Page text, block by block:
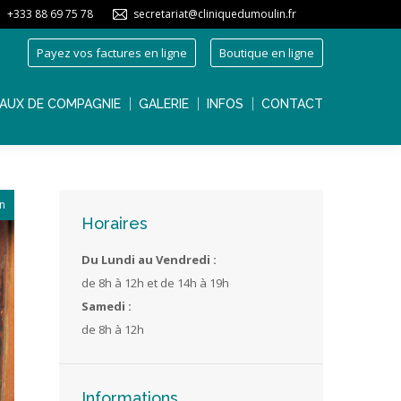
+333 88 69 75 78 secretariat@cliniquedumoulin.fr
Payez vos factures en ligne Boutique en ligne
DE COMPAGNIE GALERIE INFOS CONTACT
:
Horaires
Du Lundi au Vendredi :
de 8h à 12h et de 14h à 19h
Samedi :
de 8h à 12h
DE COMPAGNIE GALERIE INFOS CONTACT